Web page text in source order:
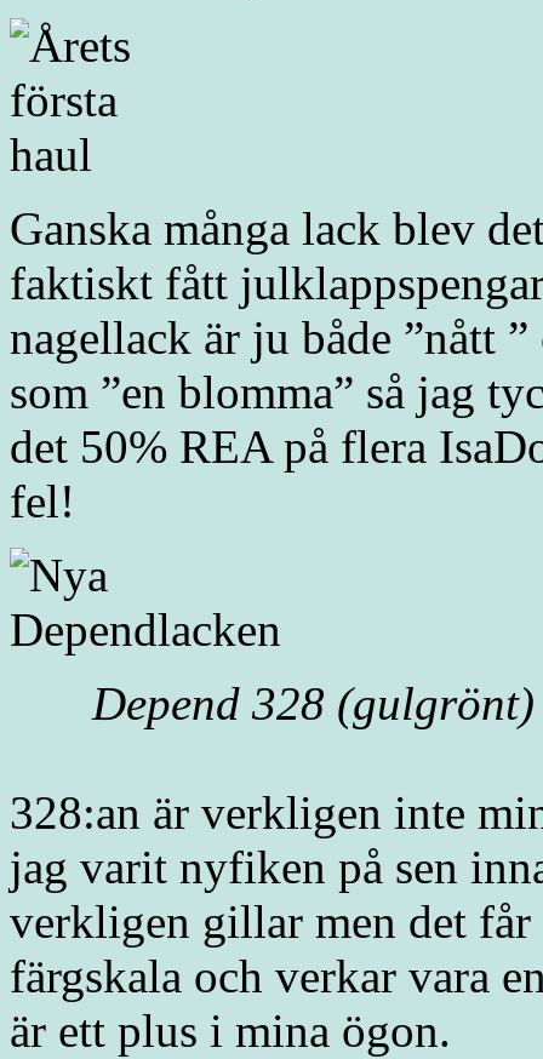
Ganska många lack blev
faktiskt fått
nagellack är ju både ”nått
som ”en blomma” så jag
det 50% REA på flera
fel!
Depend 328
328:an är verkligen inte
jag varit nyfiken på sen
verkligen gillar men det får
färgskala och verkar vara
är ett plus i mina ögon.